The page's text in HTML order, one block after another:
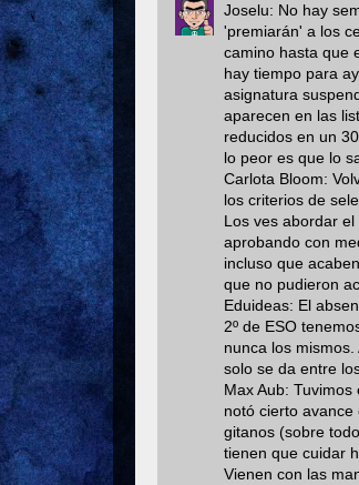
Joselu: No hay
'premiarán' a los
camino hasta que
hay tiempo para
asignatura
aparecen en las
reducidos en un
lo peor es que lo
Carlota Bloom:
los criterios de
Los ves abordar
aprobando con
incluso que
que no pudieron
Eduideas: El
2º de ESO
nunca los
solo se da entre
Max Aub:
notó cierto
gitanos (sobre
tienen que cuidar
Vienen con las